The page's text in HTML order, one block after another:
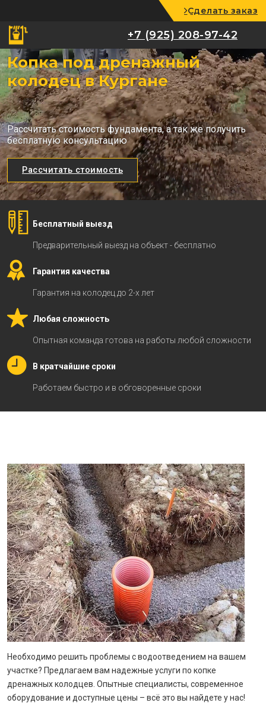
+7 (925) 208-97-42
Сделать заказ
+7 (925) 208-97-42
Копка под дренажный
колодец в Кургане
Рассчитать стоимость фундамента, а так же получить
бесплатную консультацию
Рассчитать стоимость
Бесплатный выезд
Предварительный выезд на объект - бесплатно
Гарантия качества
Гарантия на колодец до 2-х лет
Любая сложность
Опытная команда готова на работы любой сложности
В кратчайшие сроки
Работаем быстро и в обговоренные сроки
Необходимо решить проблемы с водоотведением на вашем
участке? Предлагаем вам надежные услуги по копке
дренажных колодцев. Опытные специалисты, современное
оборудование и доступные цены – всё это вы найдете у нас!